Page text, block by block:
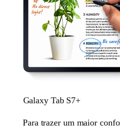
Galaxy Tab S7+
Para trazer um maior